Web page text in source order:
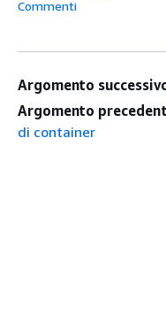
Commenti
Argomento
Argomento
di container